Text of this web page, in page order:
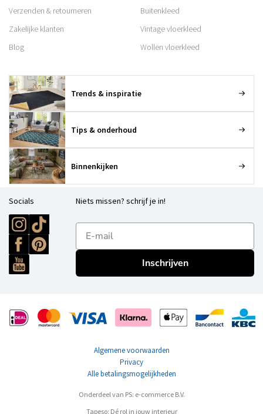
Verzenden & retourneren
Zakelijke klanten
Blog
Buitenkleed
Vintage vloerkleed
Wollen vloerkleed
Trends & inspiratie
Tips & onderhoud
Binnenkijken
Socials Niets missen? schrijf je in!
E-mailadres
Inschrijven
Algemene voorwaarden
Privacy
Alle betalingsmogelijkheden
Onderdeel van PS: e-commerce B.V.
Tapeso: Dé rol in jouw interieur